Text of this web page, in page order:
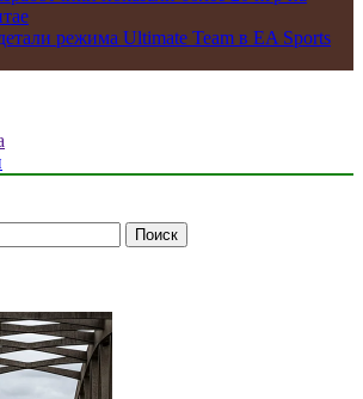
режима Ultimate Team в EA Sports